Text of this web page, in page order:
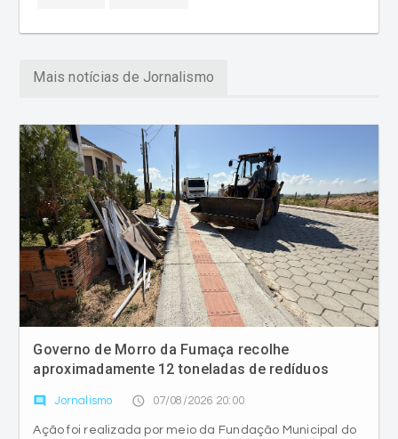
Governo de Morro da Fumaça recolhe
aproximadamente 12 toneladas de redíduos
comment Jornalismo access_time 07/08/2026 20:00
Ação foi realizada por meio da Fundação Municipal do
Meio Ambiente (Fumaf)